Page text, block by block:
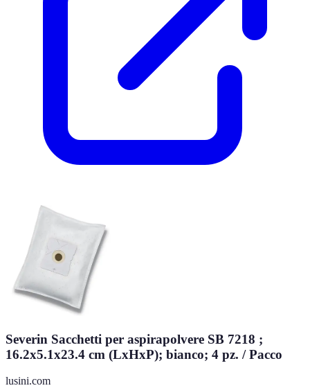
Severin Sacchetti per aspirapolvere SB 7218 ;
16.2x5.1x23.4 cm (LxHxP); bianco; 4 pz. / Pacco
lusini.com